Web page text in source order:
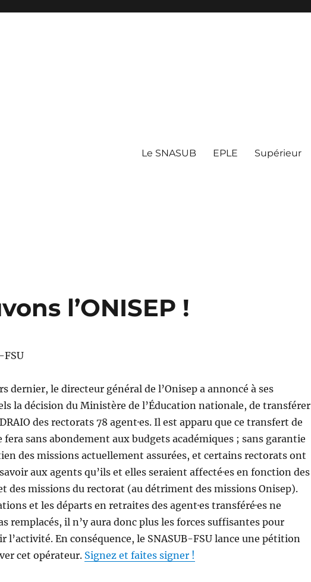
Le SNASUB EPLE Supérieur
l’ONISEP !
FSU
dernier, le directeur général de l’Onisep a annoncé à ses
la décision du Ministère de l’Éducation nationale, de transférer
des rectorats 78 agent·es. Il est apparu que ce transfert de
fera sans abondement aux budgets académiques ; sans garantie
des missions actuellement assurées, et certains rectorats ont
aux agents qu’ils et elles seraient affecté·es en fonction des
des missions du rectorat (au détriment des missions Onisep).
et les départs en retraites des agent·es transféré·es ne
remplacés, il n’y aura donc plus les forces suffisantes pour
l’activité. En conséquence, le SNASUB-FSU lance une pétition
cet opérateur. Signez et faites signer !